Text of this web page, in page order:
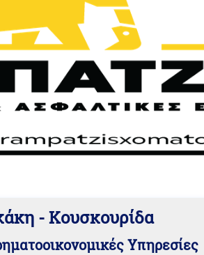
- Κουσκουρίδα
Υπηρεσίες